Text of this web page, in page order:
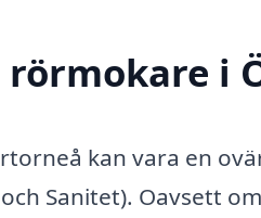
rörmokare i
kan vara en
Sanitet). Oavsett